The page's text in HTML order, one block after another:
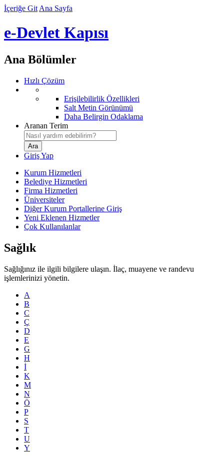
İçeriğe Git Ana Sayfa
e-Devlet Kapısı
Ana Bölümler
Hızlı Çözüm
Erişilebilirlik Özellikleri
Salt Metin Görünümü
Daha Belirgin Odaklama
Aranan Terim
Giriş Yap
Kurum Hizmetleri
Belediye Hizmetleri
Firma Hizmetleri
Üniversiteler
Diğer Kurum Portallerine Giriş
Yeni Eklenen Hizmetler
Çok Kullanılanlar
Sağlık
Sağlığınız ile ilgili bilgilere ulaşın. İlaç, muayene ve randevu
işlemlerinizi yönetin.
A
B
C
Ç
D
E
G
H
İ
K
M
N
Ö
P
S
T
U
Y